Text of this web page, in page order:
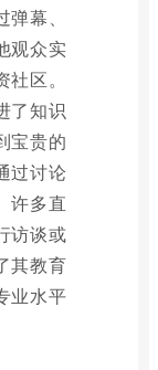
幕、
观众实
区。
了知识
宝贵的
过讨论
许多直
访谈或
其教育
业水平